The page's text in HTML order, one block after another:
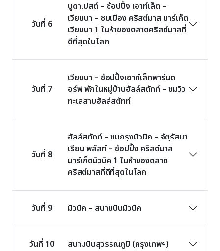
วันที่ 6
บูดาเปสต์ – ช้อปปิ้ง เอาท์เล็ต –
เวียนนา – ชมเมือง คริสต์มาส มาร์เก็ต
เวียนนา 1 ในห้าของตลาดคริสต์มาสที่
ดีที่สุดในโลก
วันที่ 7
เวียนนา – ช้อปปิ้งเอาท์เล็ทพาร์นด
อร์ฟ พักในหมู่บ้านฮัลล์สตัทท์ – ชมวิว
ทะเลสาบฮัลล์สตัทท์
วันที่ 8
ฮัลล์สตัทท์ – ชมกรุงมิวนิค – จัตุรัสมา
เรียน พลัสท์ – ช้อปปิ้ง คริสต์มาส
มาร์เก็ตมิวนิค 1 ในห้าของตลาด
คริสต์มาสที่ดีที่สุดในโลก
วันที่ 9 มิวนิค – สนามบินมิวนิค
วันที่ 10 สนามบินสุวรรณภูมิ (กรุงเทพฯ)